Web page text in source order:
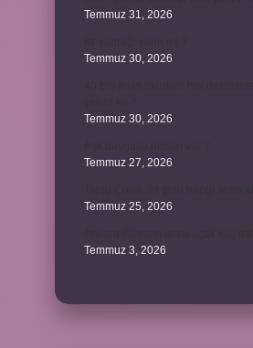
Temmuz 31, 2026
Temmuz 30, 2026
Temmuz 30, 2026
Temmuz 27, 2026
Temmuz 25, 2026
Temmuz 3, 2026